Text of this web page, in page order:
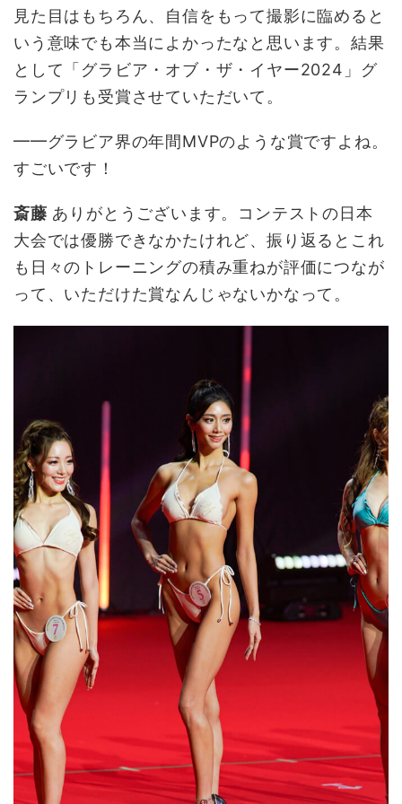
見た目はもちろん、自信をもって撮影に臨めると
いう意味でも本当によかったなと思います。結果
として「グラビア・オブ・ザ・イヤー2024」グ
ランプリも受賞させていただいて。
━━グラビア界の年間MVPのような賞ですよね。
すごいです！
斎藤 ありがとうございます。コンテストの日本
大会では優勝できなかたけれど、振り返るとこれ
も日々のトレーニングの積み重ねが評価につなが
って、いただけた賞なんじゃないかなって。